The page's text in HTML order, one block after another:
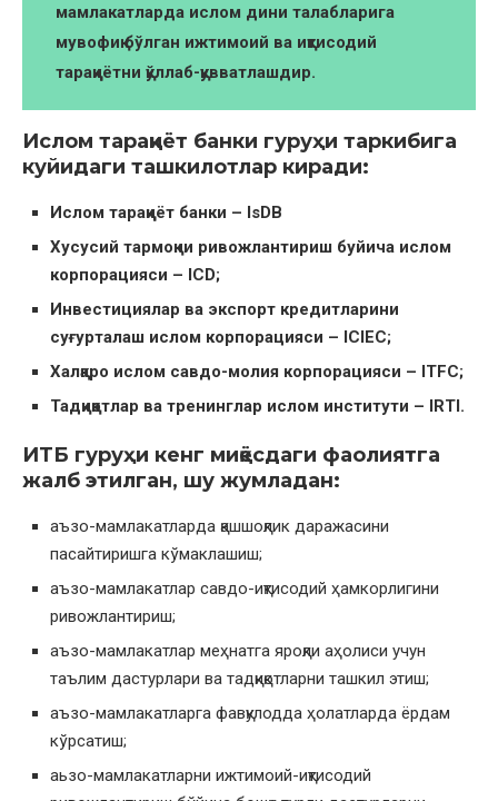
мамлакатларда ислом дини талабларига
мувофиқ бўлган ижтимоий ва иқтисодий
тараққиётни қўллаб-қувватлашдир.
Ислом тараққиёт банки гуруҳи таркибига
куйидаги ташкилотлар киради:
Ислом тараққиёт банки – IsDB
Хусусий тармоқни ривожлантириш буйича ислом
корпорацияси – ICD;
Инвестициялар ва экспорт кредитларини
суғурталаш ислом корпорацияси – ICIЕС;
Халқаро ислом савдо-молия корпорацияси – ITFC;
Тадқиқотлар ва тренинглар ислом институти – IRTI.
ИТБ гуруҳи кенг миқёсдаги фаолиятга
жалб этилган, шу жумладан:
аъзо-мамлакатларда қашшоқлик даражасини
пасайтиришга кўмаклашиш;
аъзо-мамлакатлар савдо-иқтисодий ҳамкорлигини
ривожлантириш;
аъзо-мамлакатлар меҳнатга яроқли аҳолиси учун
таълим дастурлари ва тадқиқотларни ташкил этиш;
аъзо-мамлакатларга фавқулодда ҳолатларда ёрдам
кўрсатиш;
аьзо-мамлакатларни ижтимоий-иқтисодий